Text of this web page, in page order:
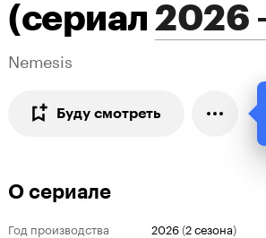
(сериал2026
Nemesis
Буду смотреть
О сериале
Год производства 2026(2 сезона)